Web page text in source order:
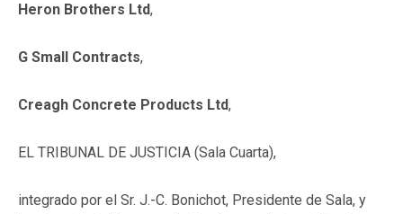
Heron Brothers Ltd,
G Small Contracts,
Creagh Concrete Products Ltd,
EL TRIBUNAL DE JUSTICIA (Sala Cuarta),
integrado por el Sr. J.-C. Bonichot, Presidente de Sala, y